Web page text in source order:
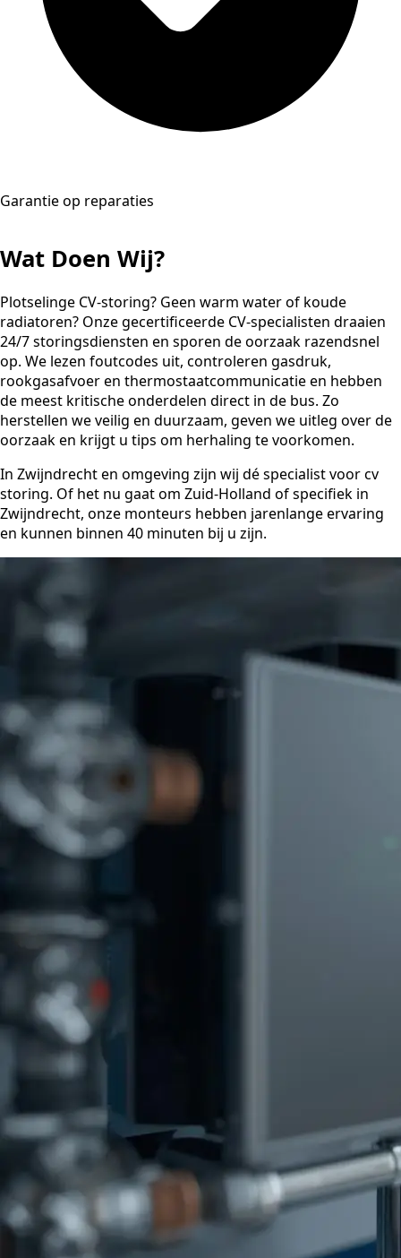
Garantie op reparaties
Wat Doen Wij?
Plotselinge CV-storing? Geen warm water of koude
radiatoren? Onze gecertificeerde CV-specialisten draaien
24/7 storingsdiensten en sporen de oorzaak razendsnel
op. We lezen foutcodes uit, controleren gasdruk,
rookgasafvoer en thermostaatcommunicatie en hebben
de meest kritische onderdelen direct in de bus. Zo
herstellen we veilig en duurzaam, geven we uitleg over de
oorzaak en krijgt u tips om herhaling te voorkomen.
In Zwijndrecht en omgeving zijn wij dé specialist voor cv
storing. Of het nu gaat om Zuid-Holland of specifiek in
Zwijndrecht, onze monteurs hebben jarenlange ervaring
en kunnen binnen 40 minuten bij u zijn.